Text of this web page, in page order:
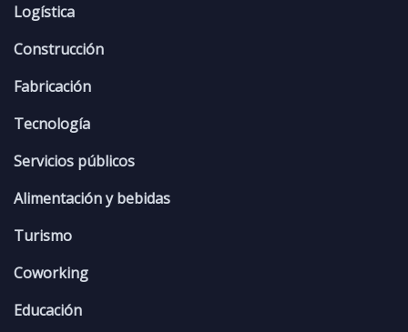
Logística
Construcción
Fabricación
Tecnología
Servicios públicos
Alimentación y bebidas
Turismo
Coworking
Educación